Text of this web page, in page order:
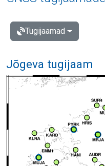
Tugijaamad
Jõgeva tugijaam